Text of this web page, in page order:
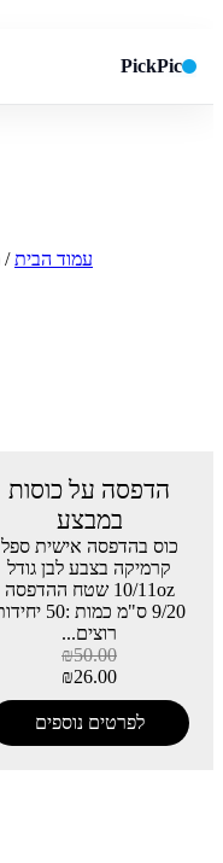
PickPic
עמוד הבית/
הדפסה על כוסות
במבצע
כוס בהדפסה אישית ספל
קרמיקה בצבע לבן גודל
10/11oz שטח ההדפסה
9/20 ס"מ כמות :50
רוצים...
₪50.00
₪26.00
לפרטים נוספים